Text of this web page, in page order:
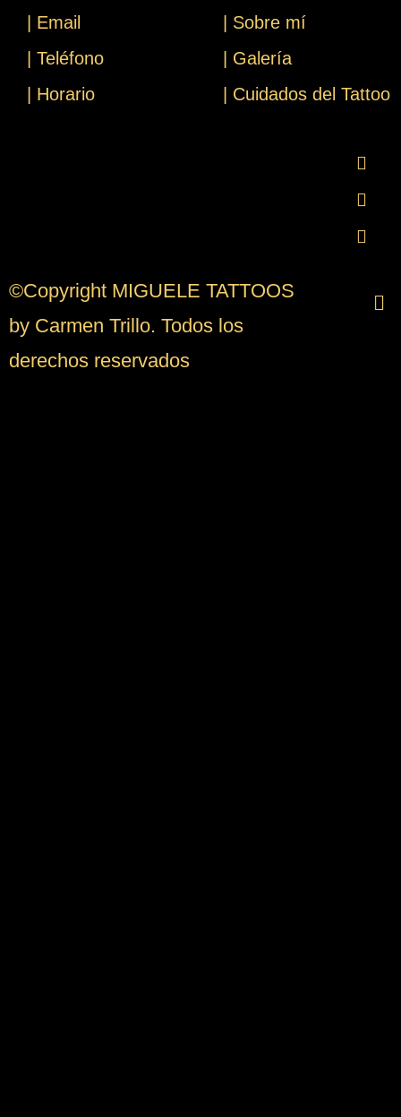
| Email
| Sobre mí
| Teléfono
| Horario
| Galería
| Cuidados del Tattoo
©Copyright MIGUELE TATTOOS
by Carmen Trillo. Todos los
derechos reservados